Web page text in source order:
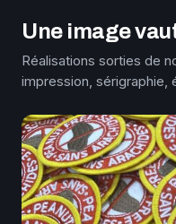
Une image
Réalisations sorties de
impression, sérigraphie,